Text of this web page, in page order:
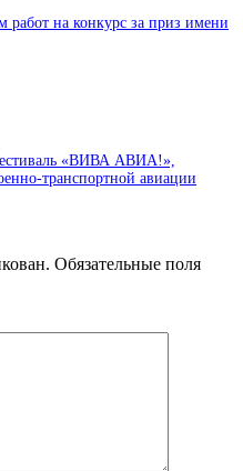
работ на конкурс за приз имени
«ВИВА АВИА!»,
транспортной авиации
Обязательные поля